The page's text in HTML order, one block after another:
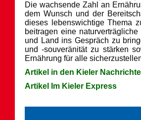
Die wachsende Zahl an
dem Wunsch und der
dieses lebenswichtige Thema
beitragen eine
und Land ins Gespräch zu
und -souveränität zu stärken
Ernährung für alle
Artikel in den Kieler
Artikel Im Kieler Express